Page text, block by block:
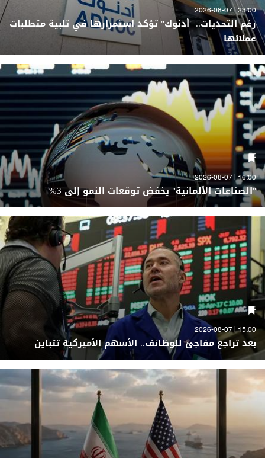
23:00 | 2026-08-07
رغم التحديات.. "أدنوك" تؤكد استمرارها في تلبية متطلبات
عملائها
16:00 | 2026-08-07
"الصناعات الألمانية" يخفض توقعات النمو إلى 3%
15:00 | 2026-08-07
بعد تراجع مفاجئ للوظائف.. الأسهم الأميركية تتباين